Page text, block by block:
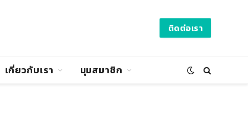
ติดต่อเรา
เกี่ยวกับเรา มุมสมาชิก